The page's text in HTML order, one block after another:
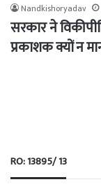
Nandkishoryadav
सरकार ने
प्रकाशक क्यों न
RO: 13895/ 13